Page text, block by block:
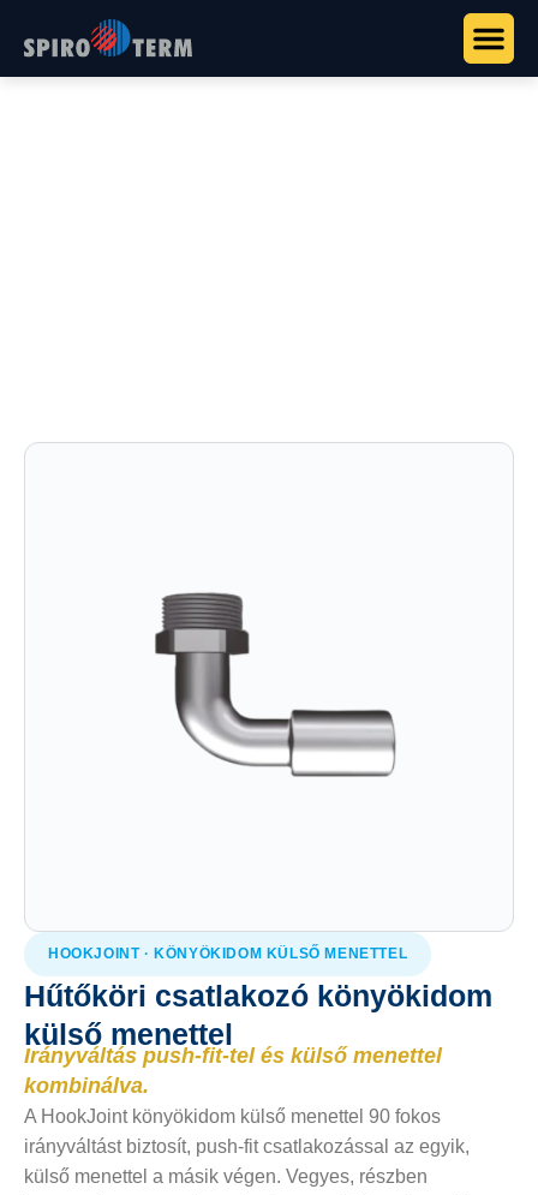
HOOKJOINT · KÖNYÖKIDOM KÜLSŐ MENETTEL
Hűtőköri csatlakozó könyökidom
külső menettel
Irányváltás push-fit-tel és külső menettel
kombinálva.
A HookJoint könyökidom külső menettel 90 fokos
irányváltást biztosít, push-fit csatlakozással az egyik,
külső menettel a másik végen. Vegyes, részben